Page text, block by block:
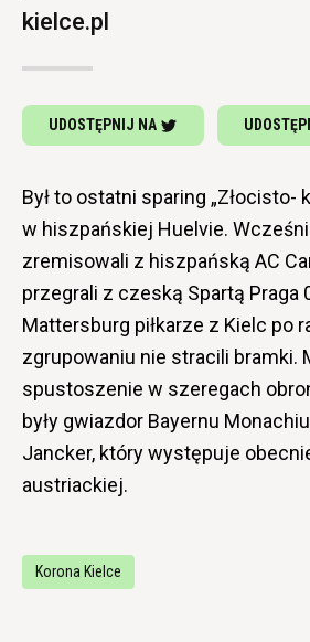
kielce.pl
UDOSTĘPNIJ NA
Był to ostatni sparing „Złocisto-
w hiszpańskiej Huelvie.
zremisowali z hiszpańską AC
przegrali z czeską Spartą Praga
Mattersburg piłkarze z Kielc po
zgrupowaniu nie stracili bramki.
spustoszenie w szeregach
były gwiazdor Bayernu
Jancker, który występuje
austriackiej.
Korona Kielce